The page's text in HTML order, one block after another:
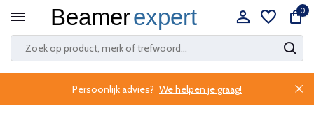
0
Persoonlijk advies? We helpen je graag!